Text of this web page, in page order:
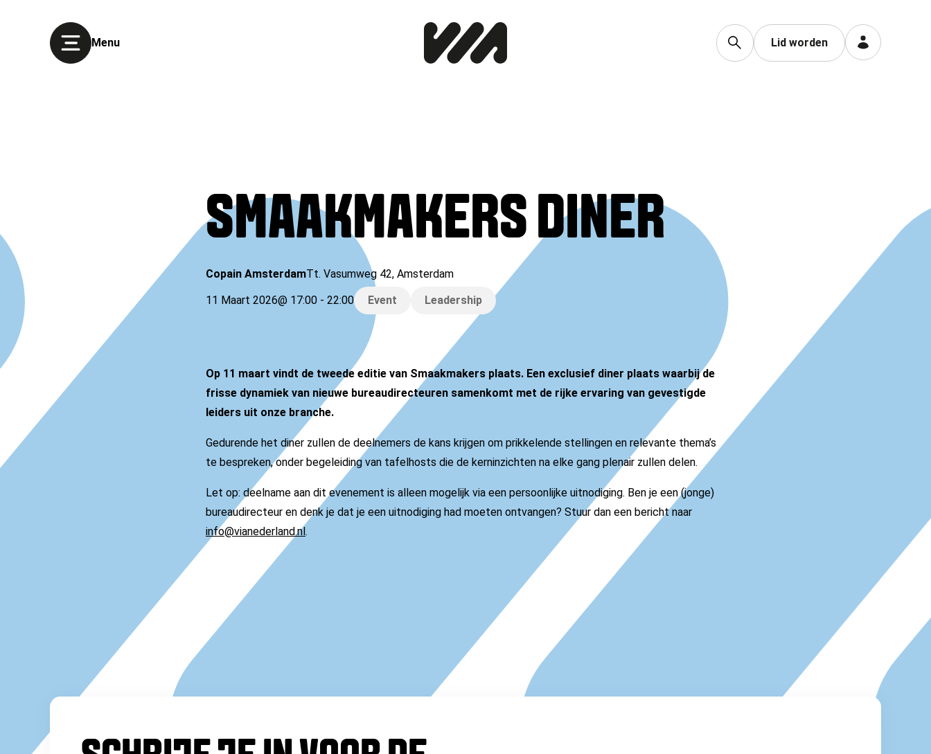
Menu Lid worden
SMAAKMAKERS DINER
Copain AmsterdamTt. Vasumweg 42, Amsterdam
11 Maart 2026@ 17:00 - 22:00 Event Leadership
Op 11 maart vindt de tweede editie van Smaakmakers plaats. Een exclusief diner plaats waarbij de
frisse dynamiek van nieuwe bureaudirecteuren samenkomt met de rijke ervaring van gevestigde
leiders uit onze branche.
Gedurende het diner zullen de deelnemers de kans krijgen om prikkelende stellingen en relevante thema’s
te bespreken, onder begeleiding van tafelhosts die de kerninzichten na elke gang plenair zullen delen.
Let op: deelname aan dit evenement is alleen mogelijk via een persoonlijke uitnodiging. Ben je een (jonge)
bureaudirecteur en denk je dat je een uitnodiging had moeten ontvangen? Stuur dan een bericht naar
info@vianederland.nl.